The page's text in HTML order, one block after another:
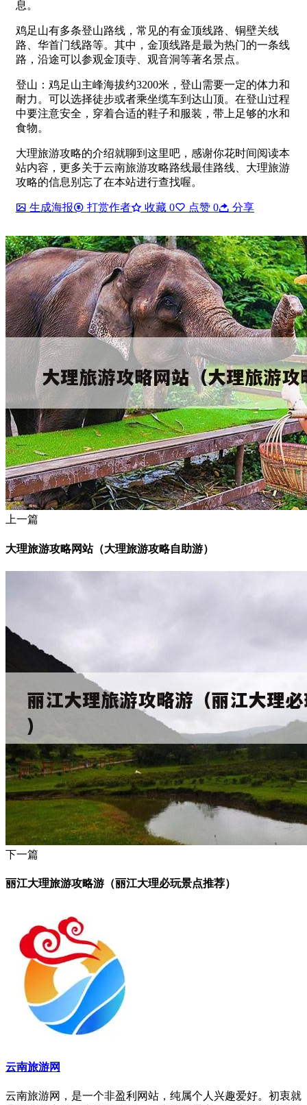
息。
鸡足山有多条登山路线，常见的有金顶线路、铜壁关线
路、华首门线路等。其中，金顶线路是最为热门的一条线
路，沿途可以参观金顶寺、观音洞等著名景点。
登山：鸡足山主峰海拔约3200米，登山需要一定的体力和
耐力。可以选择徒步或者乘坐缆车到达山顶。在登山过程
中要注意安全，穿着合适的鞋子和服装，带上足够的水和
食物。
大理旅游攻略的介绍就聊到这里吧，感谢你花时间阅读本
站内容，更多关于云南旅游攻略路线最佳路线、大理旅游
攻略的信息别忘了在本站进行查找喔。
生成海报 打赏作者 收藏 0 点赞 0 分享
上一篇
大理旅游攻略网站（大理旅游攻略自助游）
下一篇
丽江大理旅游攻略游（丽江大理必玩景点推荐）
云南旅游网
云南旅游网，是一个非盈利网站，纯属个人兴趣爱好。初衷就